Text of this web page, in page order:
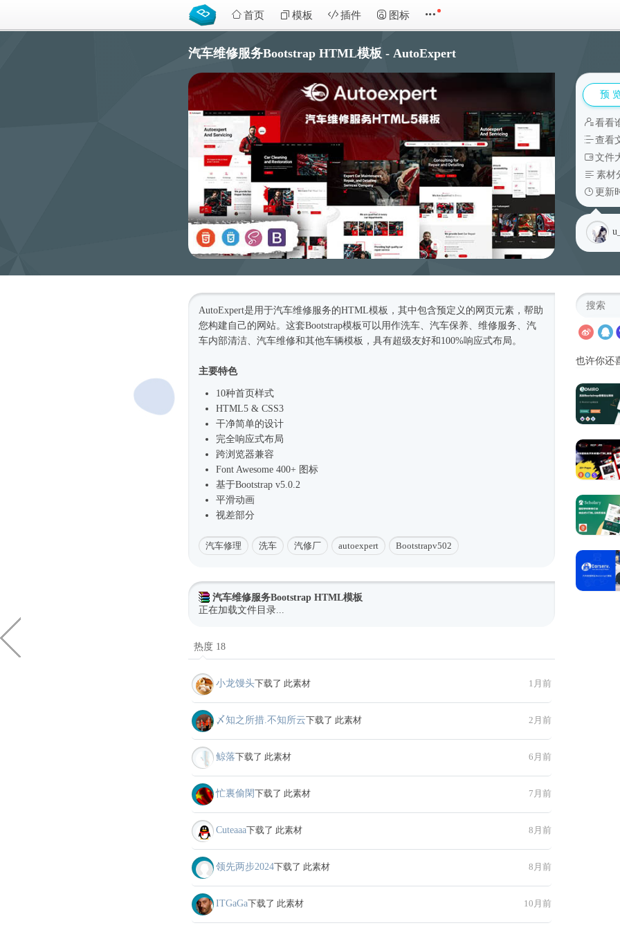
首页 模板 插件 图标
汽车维修服务Bootstrap HTML模板 - AutoExpert
预
看看
查看
文件
素材
更新
AutoExpert是用于汽车维修服务的HTML模板 ，其中包含预定义的网页元素，帮助
您构建自己的网站。这套Bootstrap模板可以用作洗车、汽车保养、维修服务、汽
车内部清洁、汽车维修和其他车辆模板，具有超级友好和100%响应式布局。
主要特色
10种首页样式
HTML5 & CSS3
干净简单的设计
完全响应式布局
跨浏览器兼容
Font Awesome 400+ 图标
基于Bootstrap v5.0.2
平滑动画
视差部分
汽车修理 洗车 汽修厂 autoexpert Bootstrapv502
汽车维修服务Bootstrap HTML模板
正在加载文件目录...
热度 18
小龙馒头下载了 此素材 1月前
〆知之所措.不知所云下载了 此素材 2月前
鲸落下载了 此素材 6月前
忙裏偷閑下载了 此素材 7月前
Cuteaaa下载了 此素材 8月前
领先两步2024下载了 此素材 8月前
ITGaGa下载了 此素材 10月前
也许你还